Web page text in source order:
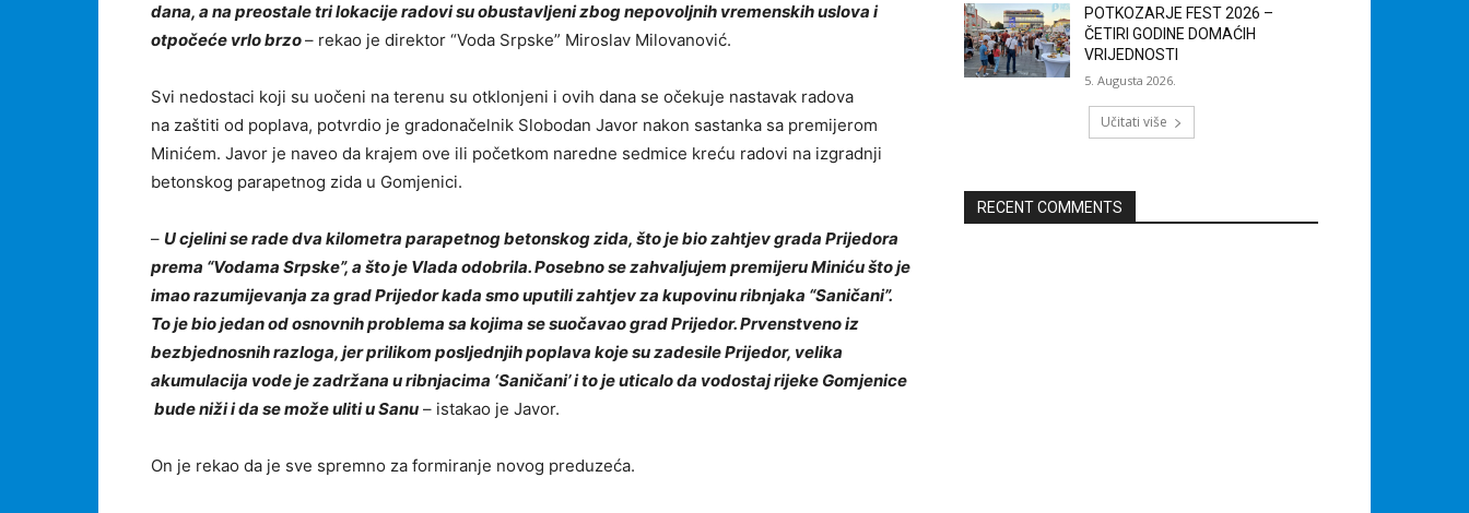
dana, a na preostale tri lokacije radovi su obustavljeni zbog nepovoljnih vremenskih uslova i
otpočeće vrlo brzo– rekao je direktor “Voda Srpske” Miroslav Milovanović.
Svi nedostaci koji su uočeni na terenu su otklonjeni i ovih dana se očekuje nastavak radova
na zaštiti od poplava, potvrdio je gradonačelnik Slobodan Javor nakon sastanka sa premijerom
Minićem. Javor je naveo da krajem ove ili početkom naredne sedmice kreću radovi na izgradnji
betonskog parapetnog zida u Gomjenici.
– U cjelini se rade dva kilometra parapetnog betonskog zida, što je bio zahtjev grada Prijedora
prema “Vodama Srpske”, a što je Vlada odobrila. Posebno se zahvaljujem premijeru Miniću što je
imao razumijevanja za grad Prijedor kada smo uputili zahtjev za kupovinu ribnjaka “Saničani”.
To je bio jedan od osnovnih problema sa kojima se suočavao grad Prijedor. Prvenstveno iz
bezbjednosnih razloga, jer prilikom posljednjih poplava koje su zadesile Prijedor, velika
akumulacija vode je zadržana u ribnjacima ‘Saničani’ i to je uticalo da vodostaj rijeke Gomjenice
bude niži i da se može uliti u Sanu – istakao je Javor.
On je rekao da je sve spremno za formiranje novog preduzeća.
POTKOZARJE FEST 2026 –
ČETIRI GODINE DOMAĆIH
VRIJEDNOSTI
5. Augusta 2026.
Učitati više
RECENT COMMENTS